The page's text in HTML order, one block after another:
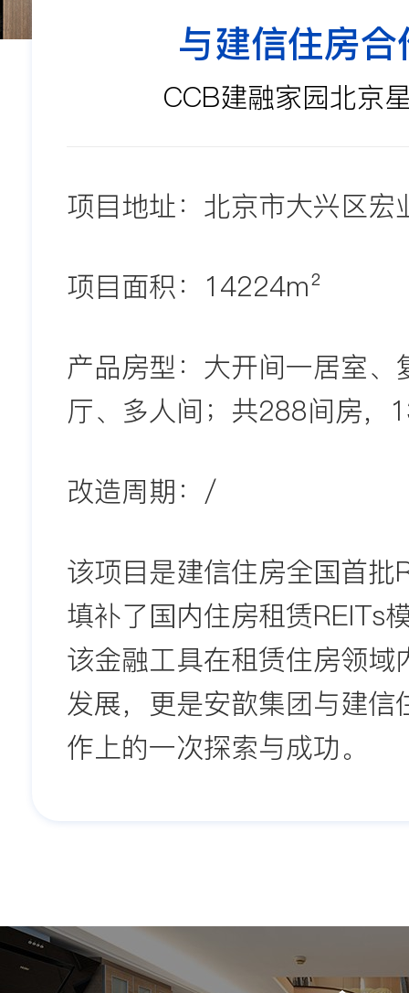
与建信住房
CCB建融家园北京
项目地址： 北京市大兴区宏
项目面积： 14224m²
产品房型： 大开间一居室、
厅、多人间；共288间房，
改造周期： /
该项目是建信住房全国首批
填补了国内住房租赁REITs
该金融工具在租赁住房领域
发展，更是安歆集团与建信
作上的一次探索与成功。